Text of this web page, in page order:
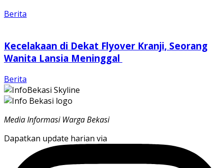
Berita
Kecelakaan di Dekat Flyover Kranji, Seorang
Wanita Lansia Meninggal
Berita
Media Informasi Warga Bekasi
Dapatkan update harian via